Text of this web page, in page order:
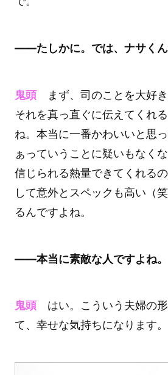
――たしかに。では、ナサくん
鬼頭まず、司のことを大好き
それを真っ直ぐに伝えてくれ
ね。本当に一番かわいいと思
ぁっていうことに疑いもなく
信じられる熱量できてくれる
して意外とスペックも高い（
るんですよね。
――本当に素敵な人ですよね。
鬼頭はい。こういう夫婦の形
て、幸せな気持ちになります。